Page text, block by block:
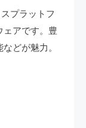
プラットフ
ェアです。豊
どが魅力。